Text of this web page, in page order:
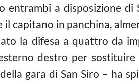
entrambi a disposizione
il capitano in panchina,
la difesa a quattro da
destro per sostituire
gara di San Siro – ha